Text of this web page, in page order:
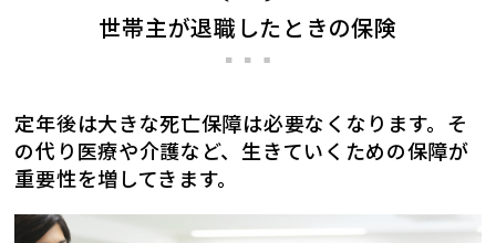
子供が生まれた
住宅を購入した
定年退職した
店舗案内
店舗一覧
世帯主が退職したときの保険
定年後は大きな死亡保障は必要なくなります。そ
の代り医療や介護など、生きていくための保障が
重要性を増してきます。